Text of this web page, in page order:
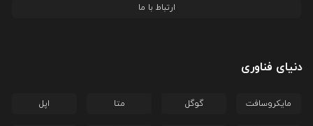
ارتباط با ما
دنیای فناوری
مایکروسافت گوگل متا اپل